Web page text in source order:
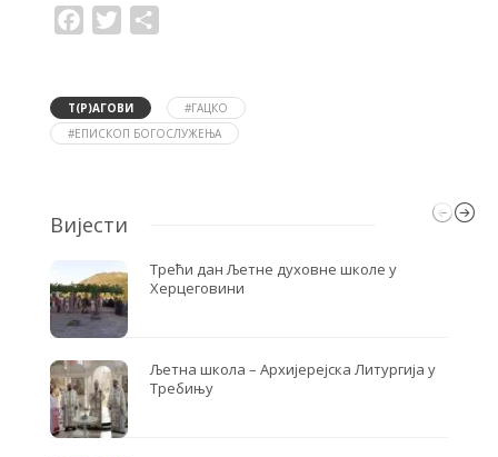
a
o
o
k
T
w
e
r
Т(Р)АГОВИ
#ГАЦКО
#ЕПИСКОП БОГОСЛУЖЕЊА
Вијести
Трећи дан Љетне духовне школе у
Херцеговини
Љетна школа – Архијерејска Литургија у
Требињу